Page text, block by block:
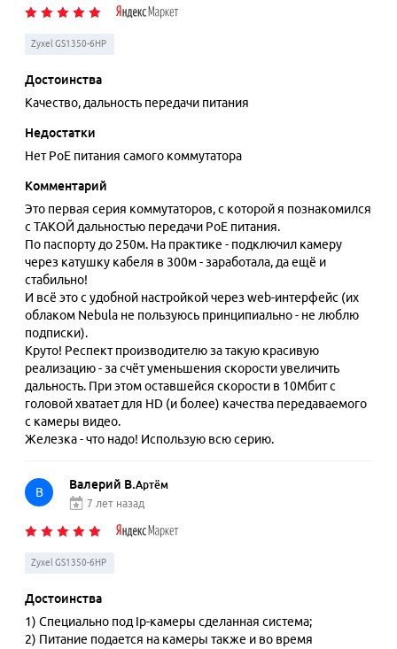
Zyxel GS1350-6HP
Достоинства
Качество, дальность передачи питания
Недостатки
Нет PoE питания самого коммутатора
Комментарий
Это первая серия коммутаторов, с которой я познакомился
с ТАКОЙ дальностью передачи PoE питания.
По паспорту до 250м. На практике - подключил камеру
через катушку кабеля в 300м - заработала, да ещё и
стабильно!
И всё это с удобной настройкой через web-интерфейс (их
облаком Nebula не пользуюсь принципиально - не люблю
подписки).
Круто! Респект производителю за такую красивую
реализацию - за счёт уменьшения скорости увеличить
дальность. При этом оставшейся скорости в 10Мбит с
головой хватает для HD (и более) качества передаваемого
с камеры видео.
Железка - что надо! Использую всю серию.
В
Валерий В.Артём
7 лет назад
Zyxel GS1350-6HP
Достоинства
1) Специально под Ip-камеры сделанная система;
2) Питание подается на камеры также и во время